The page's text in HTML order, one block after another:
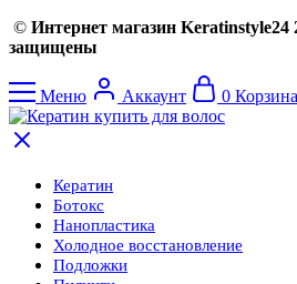
© Интернет магазин Keratinstyle24
защищены
Меню Аккаунт 0 Корзина
Кератин
Ботокс
Нанопластика
Холодное восстановление
Подложки